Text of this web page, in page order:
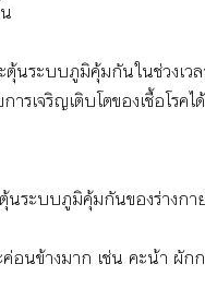
นระบบภูมิคุ้มกันในช่วงเว
เจริญเติบโตของเชื้อโรคไ
ะบบภูมิคุ้มกันของร่างกา
อนข้างมาก เช่น คะน้า ผัก